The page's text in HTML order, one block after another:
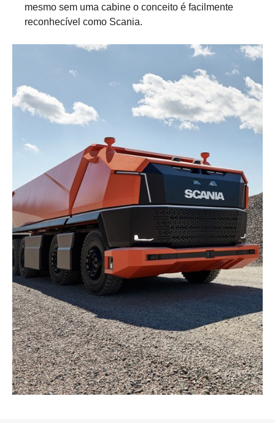
mesmo sem uma cabine o conceito é facilmente
reconhecível como Scania.